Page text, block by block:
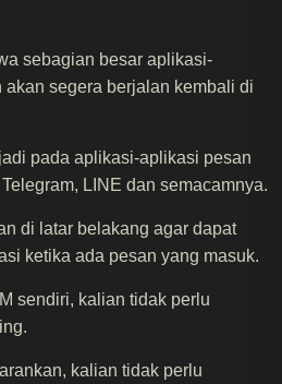
sebagian besar aplikasi-
segera berjalan kembali di
pada aplikasi-aplikasi pesan
Telegram, LINE dan semacamnya.
di latar belakang agar dapat
ketika ada pesan yang masuk.
sendiri, kalian tidak perlu
kalian tidak perlu